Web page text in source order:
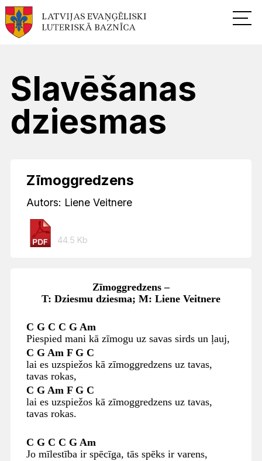
Slavēšanas
dziesmas
Zīmoggredzens
Autors: Liene Veitnere
44.5 Kb
Zīmoggredzens –
T: Dziesmu dziesma; M: Liene Veitnere
C G C C G Am
Piespied mani kā zīmogu uz savas sirds un ļauj,
C G Am F G C
lai es uzspiežos kā zīmoggredzens uz tavas,
tavas rokas,
C G Am F G C
lai es uzspiežos kā zīmoggredzens uz tavas,
tavas rokas.
C G C C G Am
Jo mīlestība ir spēcīga, tās spēks ir varens,